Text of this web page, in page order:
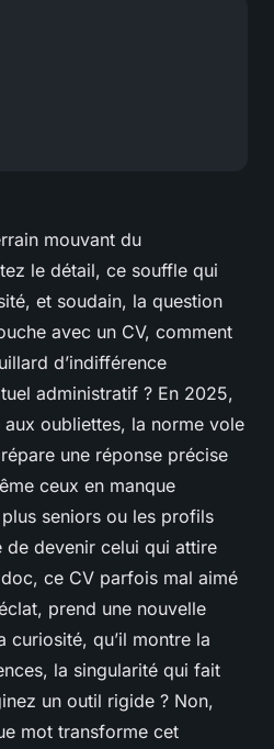
mouvant du
le détail, ce souffle qui
et soudain, la question
avec un CV, comment
d’indifférence
administratif ? En 2025,
oubliettes, la norme vole
une réponse précise
ceux en manque
plus seniors ou les profils
de devenir celui qui attire
ce CV parfois mal aimé
prend une nouvelle
curiosité, qu’il montre la
la singularité qui fait
un outil rigide ? Non,
mot transforme cet